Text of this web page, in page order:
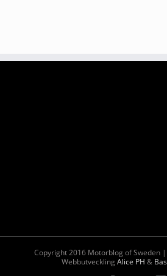
Copyright 2016 Motorblog of Sweden
WebbutvecklingAlice PH &